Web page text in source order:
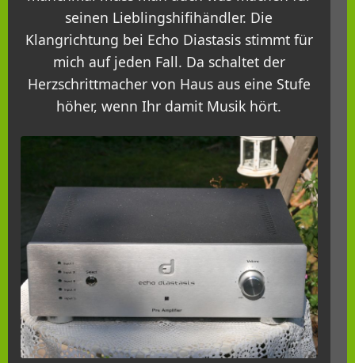
seinen Lieblingshifihändler. Die
Klangrichtung bei Echo Diastasis stimmt für
mich auf jeden Fall. Da schaltet der
Herzschrittmacher von Haus aus eine Stufe
höher, wenn Ihr damit Musik hört.